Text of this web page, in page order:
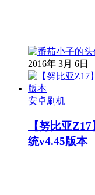
2016年 3月 6日
安卓刷机
【努比亚
统v4.45版本